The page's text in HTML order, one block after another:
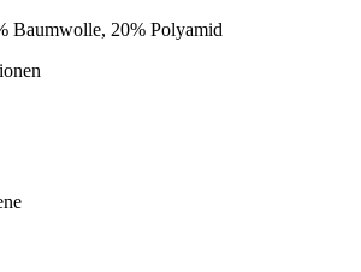
Baumwolle, 20% Polyamid